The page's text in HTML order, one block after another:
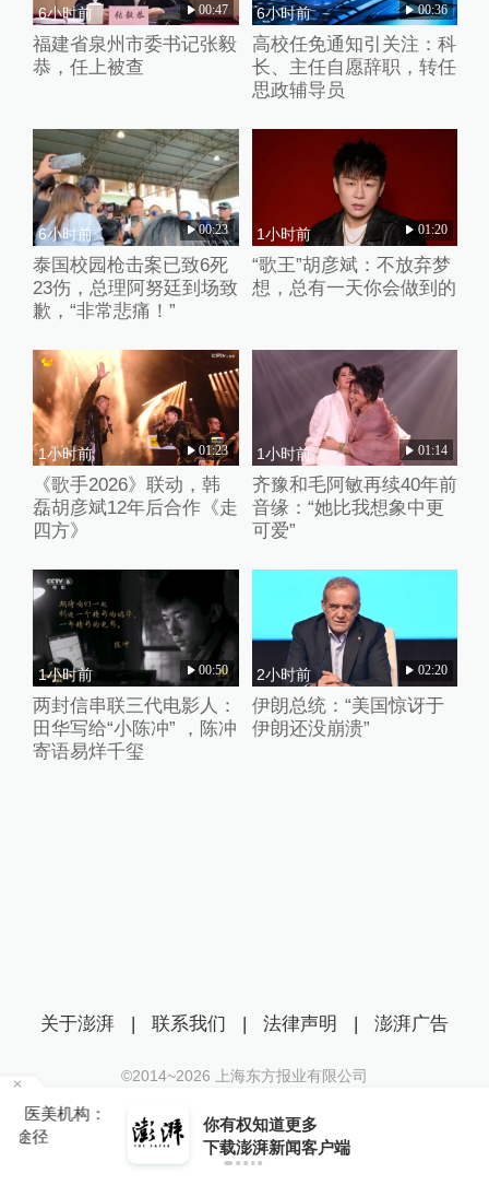
6小时前 00:47
福建省泉州市委书记张毅
恭，任上被查
6小时前 00:36
高校任免通知引关注：科
长、主任自愿辞职，转任
思政辅导员
6小时前 00:23
泰国校园枪击案已致6死
23伤，总理阿努廷到场致
歉，“非常悲痛！”
1小时前 01:20
“歌王”胡彦斌：不放弃梦
想，总有一天你会做到的
1小时前 01:23
《歌手2026》联动，韩
磊胡彦斌12年后合作《走
四方》
1小时前 01:14
齐豫和毛阿敏再续40年前
音缘：“她比我想象中更
可爱”
1小时前 00:50
两封信串联三代电影人：
田华写给“小陈冲” ，陈冲
寄语易烊千玺
2小时前 02:20
伊朗总统：“美国惊讶于
伊朗还没崩溃”
你有权知道更多
下载澎湃新闻客户端
关于澎湃 | 联系我们 | 法律声明 | 澎湃广告
©2014~2026 上海东方报业有限公司
沪ICP证：沪B2-20170116 | 沪ICP备14003370号
互联网新闻信息服务许可证：31120170006
沪公网安备 31010602000299号